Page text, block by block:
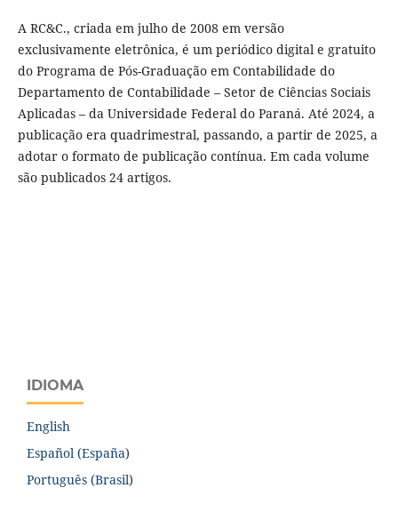
A RC&C., criada em julho de 2008 em versão
exclusivamente eletrônica, é um periódico digital e gratuito
do Programa de Pós-Graduação em Contabilidade do
Departamento de Contabilidade – Setor de Ciências Sociais
Aplicadas – da Universidade Federal do Paraná. Até 2024, a
publicação era quadrimestral, passando, a partir de 2025, a
adotar o formato de publicação contínua. Em cada volume
são publicados 24 artigos.
IDIOMA
English
Español (España)
Português (Brasil)